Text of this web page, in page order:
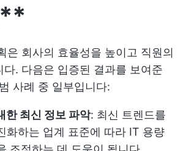
은 회사의 효율성을 높이고 직원의
다. 다음은 입증된 결과를 보여준
사례 중 일부입니다:
한 최신 정보 파악: 최신 트렌드를
화하는 업계 표준에 따라 IT 용량